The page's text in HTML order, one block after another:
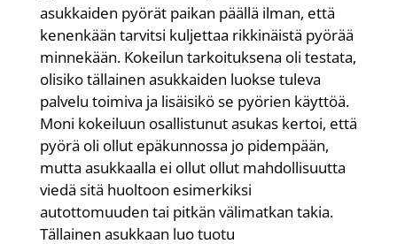
asukkaiden pyörät paikan päällä ilman, että
kenenkään tarvitsi kuljettaa rikkinäistä pyörää
minnekään. Kokeilun tarkoituksena oli testata,
olisiko tällainen asukkaiden luokse tuleva
palvelu toimiva ja lisäisikö se pyörien käyttöä.
Moni kokeiluun osallistunut asukas kertoi, että
pyörä oli ollut epäkunnossa jo pidempään,
mutta asukkaalla ei ollut ollut mahdollisuutta
viedä sitä huoltoon esimerkiksi
autottomuuden tai pitkän välimatkan takia.
Tällainen asukkaan luo tuotu